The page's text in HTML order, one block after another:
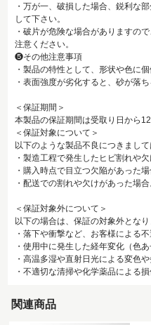
・万が一、破損した場合、鋭利な
して下さい。
・破片が危険な場合がありますの
注意ください。
❺その他注意事項
・製品の特性として、形状や色に
・表面強度が劣化すると、砂が落ち
＜保証期間＞
本製品の保証期間は受取り日から12
＜保証対象について＞
以下のような製品不良につきまし
・製造工程で発生したヒビ割れや
・購入時点で目立つ欠陥があった場
・配送での割れや欠けがあった場合
＜保証対象外について＞
以下の場合は、保証の対象外とな
・落下や衝撃など、お客様による
・使用中に発生した経年変化（色
・高温多湿や直射日光による変色や
・不適切な清掃や化学薬品による損
関連商品